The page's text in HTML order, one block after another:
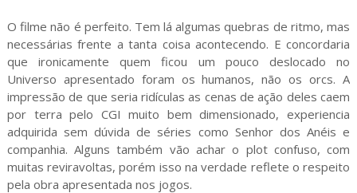
O filme não é perfeito. Tem lá algumas quebras de ritmo, mas
necessárias frente a tanta coisa acontecendo. E concordaria
que ironicamente quem ficou um pouco deslocado no
Universo apresentado foram os humanos, não os orcs. A
impressão de que seria ridículas as cenas de ação deles caem
por terra pelo CGI muito bem dimensionado, experiencia
adquirida sem dúvida de séries como Senhor dos Anéis e
companhia. Alguns também vão achar o plot confuso, com
muitas reviravoltas, porém isso na verdade reflete o respeito
pela obra apresentada nos jogos.